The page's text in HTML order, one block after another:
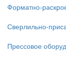
Форматно-
Сверлильно-
Прессовое